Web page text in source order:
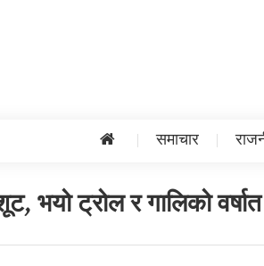
समाचार
भयो ट्रोल र गालिको